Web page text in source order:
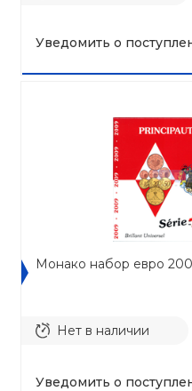
Уведомить о
Монако набор евро
Нет в наличии
Уведомить о